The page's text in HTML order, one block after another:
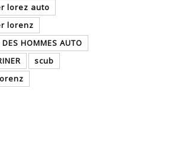
lorez auto
lorenz
DES HOMMES AUTO
scub